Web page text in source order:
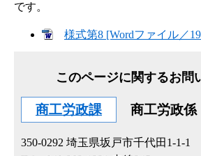
です。
様式第8 [Wordファイル／
このページに関するお問
商工労政課 商工労政係
350-0292 埼玉県坂戸市千代田1-1-1